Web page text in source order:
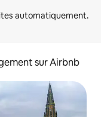
sur Airbnb